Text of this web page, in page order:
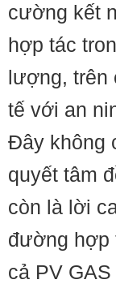
cường kết
hợp tác
lượng, trên
tế với an
Đây không
quyết tâm
còn là lời
đường hợp
cả PV